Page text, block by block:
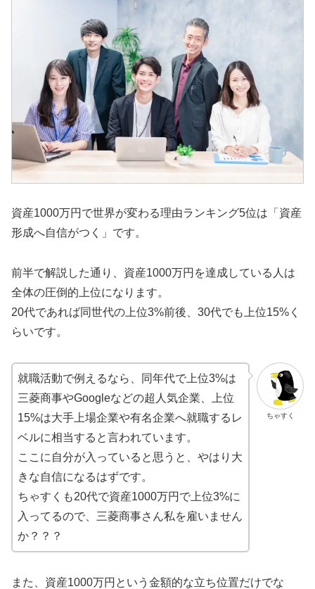
資産1000万円で世界が変わる理由ランキング5位は「資産
形成へ自信がつく」です。
前半で解説した通り、資産1000万円を達成している人は
全体の圧倒的上位になります。
20代であれば同世代の上位3%前後、30代でも上位15%く
らいです。
ちゃすく
就職活動で例えるなら、同年代で上位3%は
三菱商事やGoogleなどの超人気企業、上位
15%は大手上場企業や有名企業へ就職するレ
ベルに相当すると言われています。
ここに自分が入っていると思うと、やはり大
きな自信になるはずです。
ちゃすくも20代で資産1000万円で上位3%に
入ってるので、三菱商事さん私を雇いません
か？？？
また、資産1000万円という金額的な立ち位置だけでな